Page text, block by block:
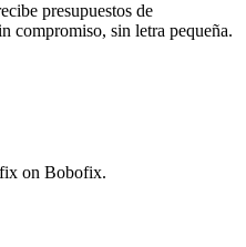
presupuestos de
compromiso, sin letra pequeña.
on Bobofix.